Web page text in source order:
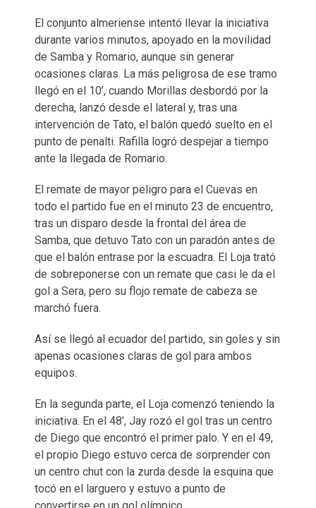
El conjunto almeriense intentó llevar la iniciativa
durante varios minutos, apoyado en la movilidad
de Samba y Romario, aunque sin generar
ocasiones claras. La más peligrosa de ese tramo
llegó en el 10’, cuando Morillas desbordó por la
derecha, lanzó desde el lateral y, tras una
intervención de Tato, el balón quedó suelto en el
punto de penalti. Rafilla logró despejar a tiempo
ante la llegada de Romario.
El remate de mayor peligro para el Cuevas en
todo el partido fue en el minuto 23 de encuentro,
tras un disparo desde la frontal del área de
Samba, que detuvo Tato con un paradón antes de
que el balón entrase por la escuadra. El Loja trató
de sobreponerse con un remate que casi le da el
gol a Sera, pero su flojo remate de cabeza se
marchó fuera.
Así se llegó al ecuador del partido, sin goles y sin
apenas ocasiones claras de gol para ambos
equipos.
En la segunda parte, el Loja comenzó teniendo la
iniciativa. En el 48’, Jay rozó el gol tras un centro
de Diego que encontró el primer palo. Y en el 49,
el propio Diego estuvo cerca de sorprender con
un centro chut con la zurda desde la esquina que
tocó en el larguero y estuvo a punto de